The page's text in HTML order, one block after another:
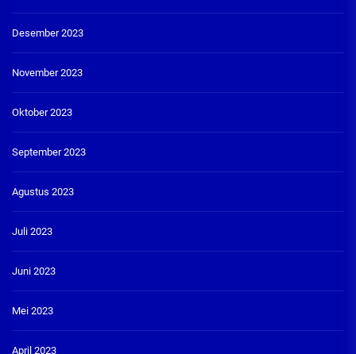
Desember 2023
November 2023
Oktober 2023
September 2023
Agustus 2023
Juli 2023
Juni 2023
Mei 2023
April 2023